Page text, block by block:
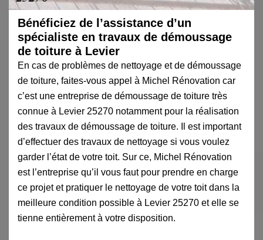
Bénéficiez de l’assistance d’un
spécialiste en travaux de démoussage
de toiture à Levier
En cas de problèmes de nettoyage et de démoussage
de toiture, faites-vous appel à Michel Rénovation car
c’est une entreprise de démoussage de toiture très
connue à Levier 25270 notamment pour la réalisation
des travaux de démoussage de toiture. Il est important
d’effectuer des travaux de nettoyage si vous voulez
garder l’état de votre toit. Sur ce, Michel Rénovation
est l’entreprise qu’il vous faut pour prendre en charge
ce projet et pratiquer le nettoyage de votre toit dans la
meilleure condition possible à Levier 25270 et elle se
tienne entièrement à votre disposition.